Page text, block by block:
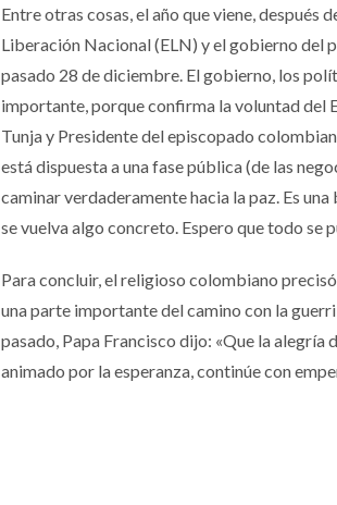
Entre otras cosas, el año que viene, después
Liberación Nacional (ELN) y el gobierno del
pasado 28 de diciembre. El gobierno, los
importante, porque confirma la voluntad del
Tunja y Presidente del episcopado
está dispuesta a una fase pública (de las
caminar verdaderamente hacia la paz. Es
se vuelva algo concreto. Espero que todo se
Para concluir, el religioso colombiano
una parte importante del camino con la
pasado, Papa Francisco dijo: «Que la
animado por la esperanza, continúe con